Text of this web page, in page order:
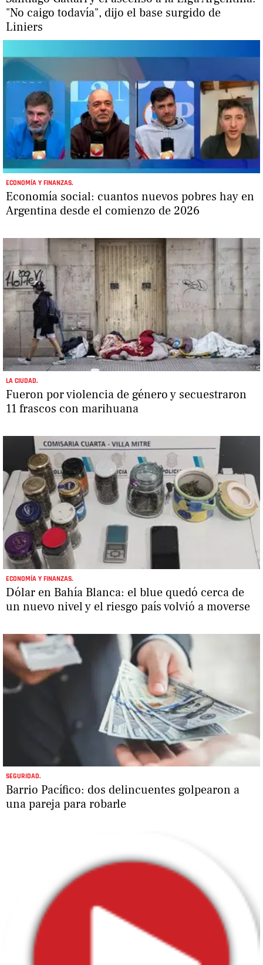
"No caigo todavía", dijo el base surgido de
Liniers
ECONOMÍA Y FINANZAS.
Economía social: cuantos nuevos pobres hay en
Argentina desde el comienzo de 2026
LA CIUDAD.
Fueron por violencia de género y secuestraron
11 frascos con marihuana
ECONOMÍA Y FINANZAS.
Dólar en Bahía Blanca: el blue quedó cerca de
un nuevo nivel y el riesgo país volvió a moverse
SEGURIDAD.
Barrio Pacífico: dos delincuentes golpearon a
una pareja para robarle